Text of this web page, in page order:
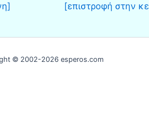
[επιστροφή στην
© 2002-2026 esperos.com